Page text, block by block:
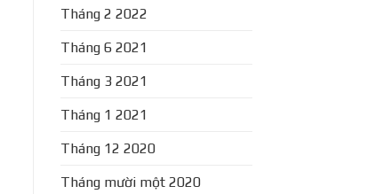
Tháng 2 2022
Tháng 6 2021
Tháng 3 2021
Tháng 1 2021
Tháng 12 2020
Tháng mười một 2020